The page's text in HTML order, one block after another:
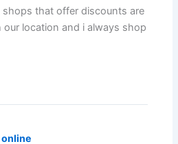
that offer discounts are
location and i always shop
online